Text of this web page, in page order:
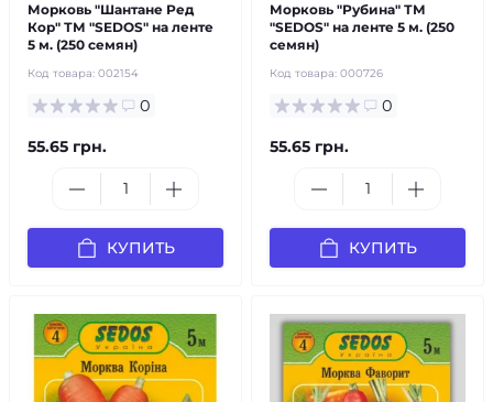
Морковь "Шантане Ред
Кор" ТМ "SEDOS" на ленте
5 м. (250 семян)
Код товара: 002154
0
55.65 грн.
КУПИТЬ
Морковь "Рубина" ТМ
"SEDOS" на ленте 5 м. (250
семян)
Код товара: 000726
0
55.65 грн.
КУПИТЬ